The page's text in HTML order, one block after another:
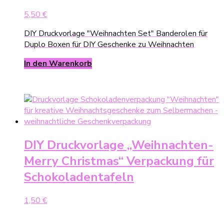
5,50 €
DIY Druckvorlage "Weihnachten Set" Banderolen für
Duplo Boxen für DIY Geschenke zu Weihnachten
In den Warenkorb
DIY Druckvorlage „Weihnachten-
Merry Christmas“ Verpackung für
Schokoladentafeln
1,50 €